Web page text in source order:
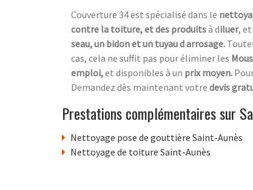
Couverture 34 est spécialisé dans le
contre la toiture, et des produitsà diluer,
seau, un bidon et un tuyau d arrosage.
cas, cela ne suffit pas pour éliminer les
emploi,et disponibles à un prix moyen.
Demandez dès maintenant votre devis
Prestations complémentaires sur
Nettoyage pose de gouttière Saint-Aunès
Nettoyage de toiture Saint-Aunès